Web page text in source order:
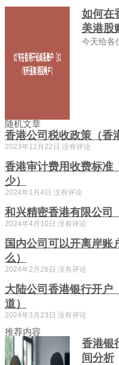
如何在
美港股
今天给各
随机文章
香港公司税收政策（香
2023年12月22日 没有评论
香港审计费用收费标准
少）
2024年1月4日 没有评论
和兴精密香港有限公司
2024年4月10日 没有评论
国内公司可以开离岸账
么）
2024年2月26日 没有评论
大陆公司香港银行开户
道）
2024年3月23日 没有评论
推荐内容
香港银
间分析